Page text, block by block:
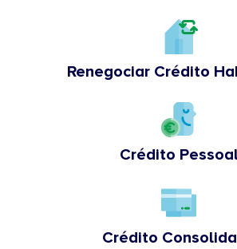
Renegociar Crédito
Crédito
Crédito